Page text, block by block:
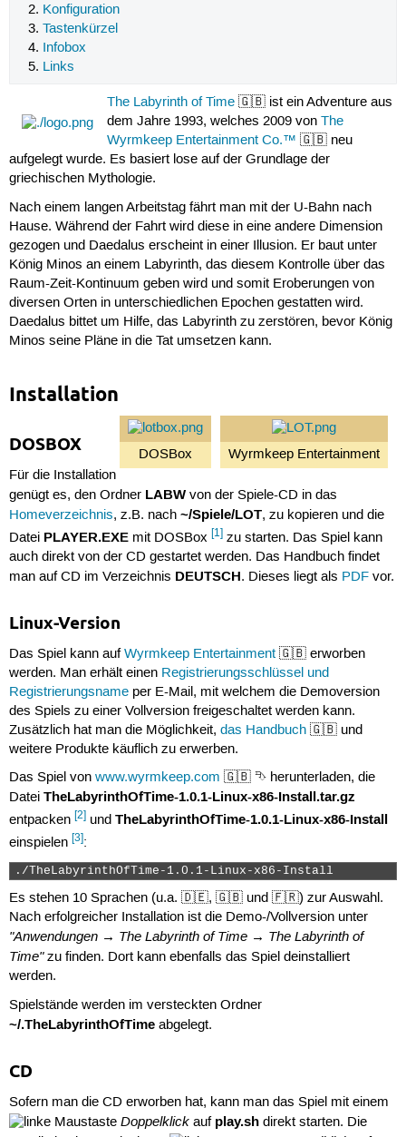
Konfiguration
Tastenkürzel
Infobox
Links
The Labyrinth of Time 🇬🇧 ist ein Adventure aus
dem Jahre 1993, welches 2009 vonThe
Wyrmkeep Entertainment Co.™ 🇬🇧 neu
aufgelegt wurde. Es basiert lose auf der Grundlage der
griechischen Mythologie.
Nach einem langen Arbeitstag fährt man mit der U-Bahn nach
Hause. Während der Fahrt wird diese in eine andere Dimension
gezogen und Daedalus erscheint in einer Illusion. Er baut unter
König Minos an einem Labyrinth, das diesem Kontrolle über das
Raum-Zeit-Kontinuum geben wird und somit Eroberungen von
diversen Orten in unterschiedlichen Epochen gestatten wird.
Daedalus bittet um Hilfe, das Labyrinth zu zerstören, bevor König
Minos seine Pläne in die Tat umsetzen kann.
Installation
DOSBox Wyrmkeep Entertainment
DOSBOX
Für die Installation
genügt es, den Ordner LABWvon der Spiele-CD in das
Homeverzeichnis, z.B. nach ~/Spiele/LOT, zu kopieren und die
Datei PLAYER.EXEmit DOSBox [1]zu starten. Das Spiel kann
auch direkt von der CD gestartet werden. Das Handbuch findet
man auf CD im Verzeichnis DEUTSCH. Dieses liegt als PDFvor.
Linux-Version
Das Spiel kann aufWyrmkeep Entertainment🇬🇧 erworben
werden. Man erhält einen Registrierungsschlüssel und
Registrierungsnameper E-Mail, mit welchem die Demoversion
des Spiels zu einer Vollversion freigeschaltet werden kann.
Zusätzlich hat man die Möglichkeit, das Handbuch🇬🇧 und
weitere Produkte käuflich zu erwerben.
Das Spiel von www.wyrmkeep.com 🇬🇧 ⮷ herunterladen, die
Datei TheLabyrinthOfTime-1.0.1-Linux-x86-Install.tar.gz
entpacken [2]und TheLabyrinthOfTime-1.0.1-Linux-x86-Install
einspielen [3]:
./TheLabyrinthOfTime-1.0.1-Linux-x86-Install
Es stehen 10 Sprachen (u.a. 🇩🇪, 🇬🇧 und 🇫🇷) zur Auswahl.
Nach erfolgreicher Installation ist die Demo-/Vollversion unter
"Anwendungen → The Labyrinth of Time → The Labyrinth of
Time"zu finden. Dort kann ebenfalls das Spiel deinstalliert
werden.
Spielstände werden im versteckten Ordner
~/.TheLabyrinthOfTimeabgelegt.
CD
Sofern man die CD erworben hat, kann man das Spiel mit einem
Doppelklickauf play.shdirekt starten. Die